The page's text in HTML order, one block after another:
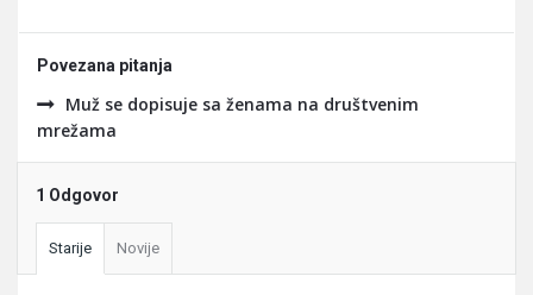
Povezana pitanja
Muž se dopisuje sa ženama na društvenim
mrežama
1 Odgovor
Starije Novije